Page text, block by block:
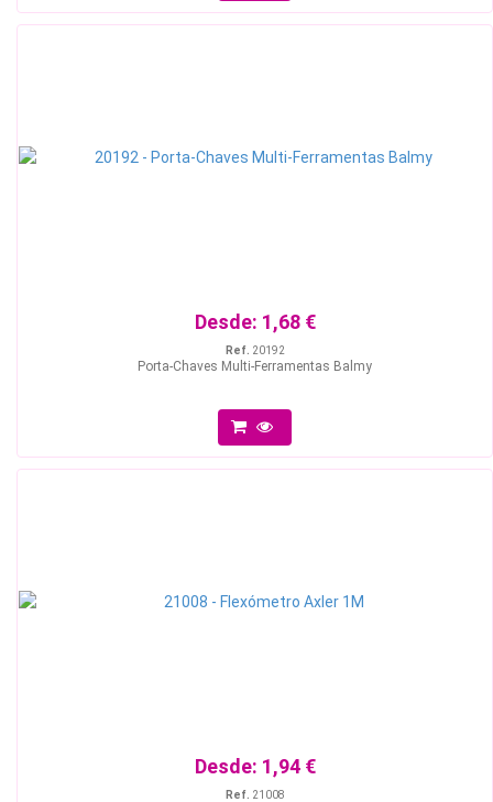
Desde: 1,68 €
Ref. 20192
Porta-Chaves Multi-Ferramentas Balmy
Desde: 1,94 €
Ref. 21008